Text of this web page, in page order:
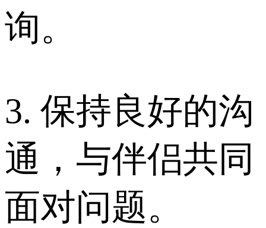
询。
3. 保持良好的沟
通，与伴侣共同
面对问题。